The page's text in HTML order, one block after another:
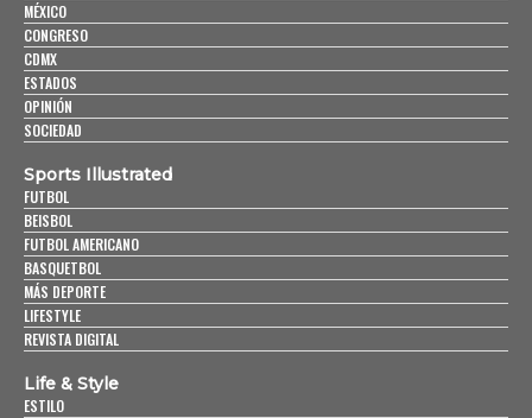
MÉXICO
CONGRESO
CDMX
ESTADOS
OPINIÓN
SOCIEDAD
Sports Illustrated
FUTBOL
BEISBOL
FUTBOL AMERICANO
BASQUETBOL
MÁS DEPORTE
LIFESTYLE
REVISTA DIGITAL
Life & Style
ESTILO